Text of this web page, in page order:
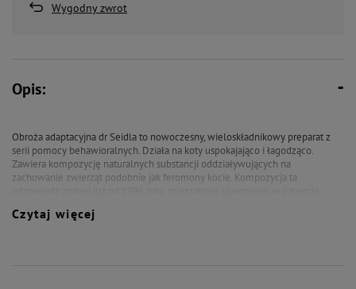
Wygodny zwrot
Opis:
Obroża adaptacyjna dr Seidla to nowoczesny, wieloskładnikowy preparat z
serii pomocy behawioralnych. Działa na koty uspokajająco i łagodząco.
Zawiera kompozycję naturalnych substancji oddziaływujących na
zachowanie zwierząt podobnie jak feromony kocie. Kompozycja ta
behawioralnej znacznie wspomaga jej proces. Zapewnia kotu poczucie
Czytaj więcej